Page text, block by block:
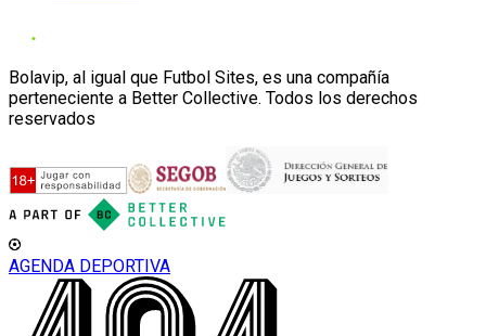
Bolavip, al igual que Futbol Sites, es una compañía
perteneciente a Better Collective. Todos los derechos
reservados
AGENDA DEPORTIVA